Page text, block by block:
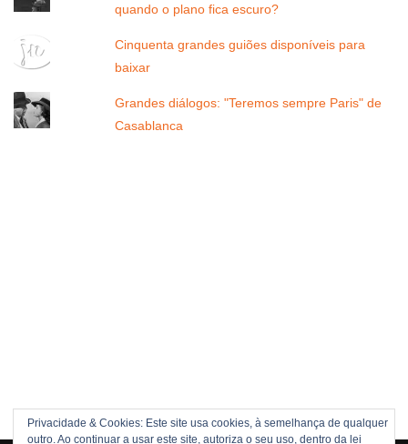
quando o plano fica escuro?
Cinquenta grandes guiões disponíveis para
baixar
Grandes diálogos: "Teremos sempre Paris" de
Casablanca
Privacidade & Cookies: Este site usa cookies, à semelhança de qualquer
outro. Ao continuar a usar este site, autoriza o seu uso, dentro da lei